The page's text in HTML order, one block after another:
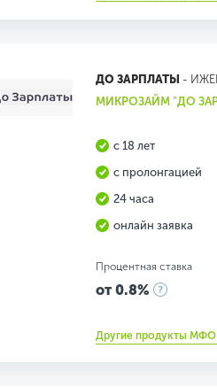
ДО ЗАРПЛАТЫ -
МИКРОЗАЙМ "ДО
с 18 лет
с пролонгацией
24 часа
онлайн заявка
Процентная ставка
от 0.8%
Другие продукты МФО